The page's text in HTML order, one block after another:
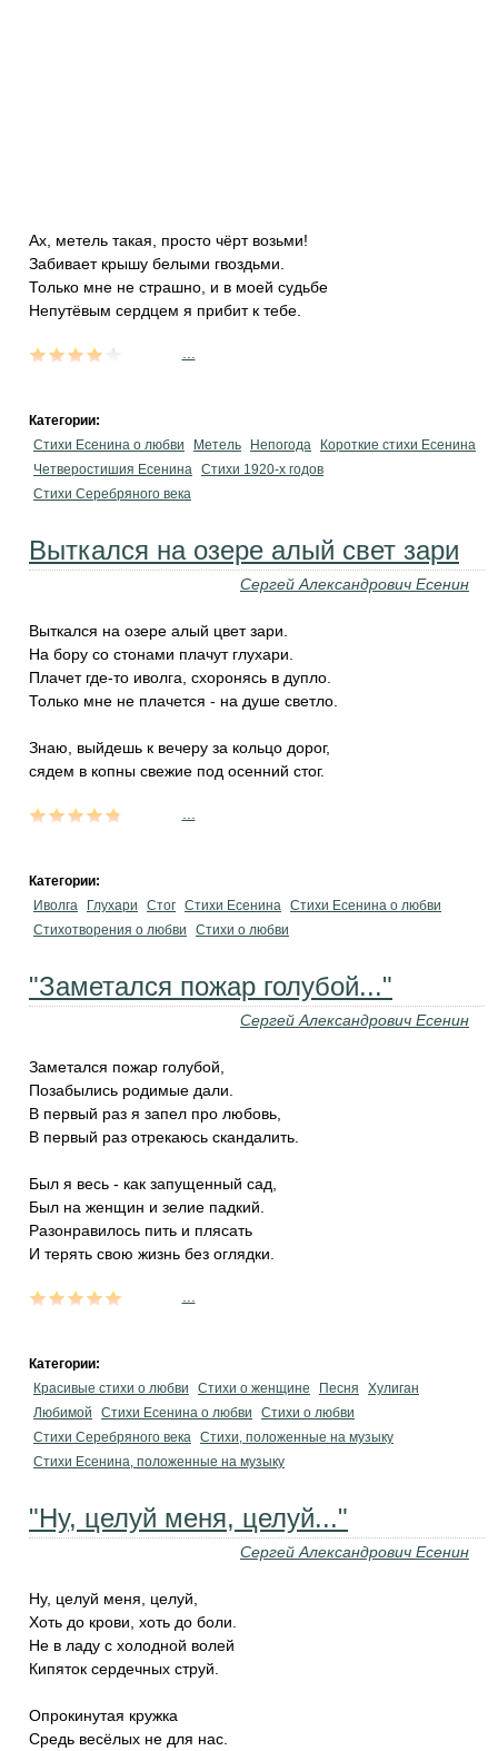
Ах, метель такая, просто чёрт возьми!
Забивает крышу белыми гвоздьми.
Только мне не страшно, и в моей судьбе
Непутёвым сердцем я прибит к тебе.
Категории:
Стихи Есенина о любви
Метель Непогода
Короткие стихи Есенина
Четверостишия Есенина Стихи 1920-х годов
Стихи Серебряного века
Выткался на озере алый свет зари
Сергей Александрович Есенин
Выткался на озере алый цвет зари.
На бору со стонами плачут глухари.
Плачет где-то иволга, схоронясь в дупло.
Только мне не плачется - на душе светло.
Знаю, выйдешь к вечеру за кольцо дорог,
сядем в копны свежие под осенний стог.
Категории:
Иволга
Глухари Стог Стихи Есенина Стихи Есенина о любви
Стихотворения о любви
Стихи о любви
"Заметался пожар голубой..."
Сергей Александрович Есенин
Заметался пожар голубой,
Позабылись родимые дали.
В первый раз я запел про любовь,
В первый раз отрекаюсь скандалить.
Был я весь - как запущенный сад,
Был на женщин и зелие падкий.
Разонравилось пить и плясать
И терять свою жизнь без оглядки.
Категории:
Красивые стихи о любви
Стихи о женщине Песня
Хулиган
Любимой
Стихи Есенина о любви
Стихи о любви
Стихи Серебряного века Стихи, положенные на музыку
Стихи Есенина, положенные на музыку
"Ну, целуй меня, целуй..."
Сергей Александрович Есенин
Ну, целуй меня, целуй,
Хоть до крови, хоть до боли.
Не в ладу с холодной волей
Кипяток сердечных струй.
Опрокинутая кружка
Средь весёлых не для нас.